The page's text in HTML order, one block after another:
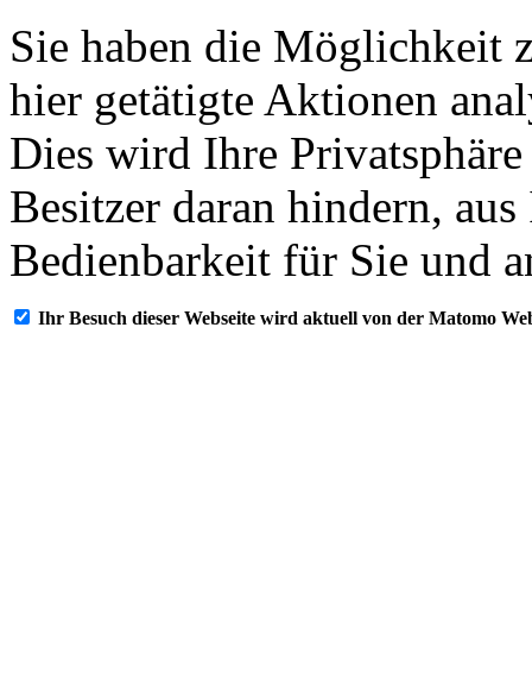
Sie haben die Möglichkeit
hier getätigte Aktionen
Dies wird Ihre
Besitzer daran hindern,
Bedienbarkeit für Sie und
Ihr Besuch dieser Webseite wird aktuell von der Matomo